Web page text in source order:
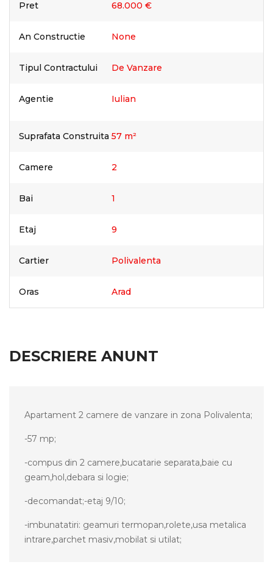
Pret 68.000 €
An Constructie None
Tipul Contractului De Vanzare
Agentie Iulian
Suprafata Construita 57 m²
Camere 2
Bai 1
Etaj 9
Cartier Polivalenta
Oras Arad
DESCRIERE ANUNT
Apartament 2 camere de vanzare in zona Polivalenta;
-57 mp;
-compus din 2 camere,bucatarie separata,baie cu
geam,hol,debara si logie;
-decomandat;-etaj 9/10;
-imbunatatiri: geamuri termopan,rolete,usa metalica
intrare,parchet masiv,mobilat si utilat;